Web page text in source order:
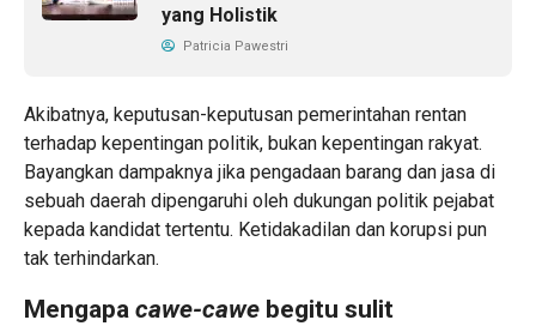
yang Holistik
Patricia Pawestri
Akibatnya, keputusan-keputusan pemerintahan rentan
terhadap kepentingan politik, bukan kepentingan rakyat.
Bayangkan dampaknya jika pengadaan barang dan jasa di
sebuah daerah dipengaruhi oleh dukungan politik pejabat
kepada kandidat tertentu. Ketidakadilan dan korupsi pun
tak terhindarkan.
Mengapa cawe-cawe begitu sulit